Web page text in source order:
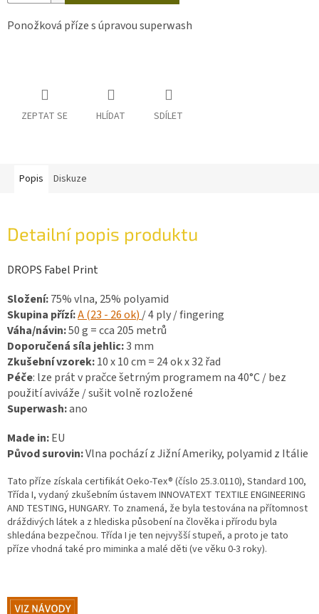
Ponožková příze s úpravou superwash
ZEPTAT SE HLÍDAT SDÍLET
Popis Diskuze
Detailní popis produktu
DROPS Fabel Print
Složení:75% vlna, 25% polyamid
Skupina přízí:A (23 - 26 ok) / 4 ply / fingering
Váha/návin:50 g = cca 205 metrů
Doporučená síla jehlic:3 mm
Zkušební vzorek:10 x 10 cm = 24 ok x 32 řad
Péče: lze prát v pračce šetrným programem na 40°C / bez
použití aviváže / sušit volně rozložené
Superwash:ano
Made in:EU
Původ surovin:Vlna pochází z Jižní Ameriky, polyamid z Itálie
Tato příze získala certifikát Oeko-Tex® (číslo 25.3.0110), Standard 100,
Třída I, vydaný zkušebním ústavem INNOVATEXT TEXTILE ENGINEERING
AND TESTING, HUNGARY. To znamená, že byla testována na přítomnost
dráždivých látek a z hlediska působení na člověka i přírodu byla
shledána bezpečnou. Třída I je ten nejvyšší stupeň, a proto je tato
příze vhodná také pro miminka a malé děti (ve věku 0-3 roky).